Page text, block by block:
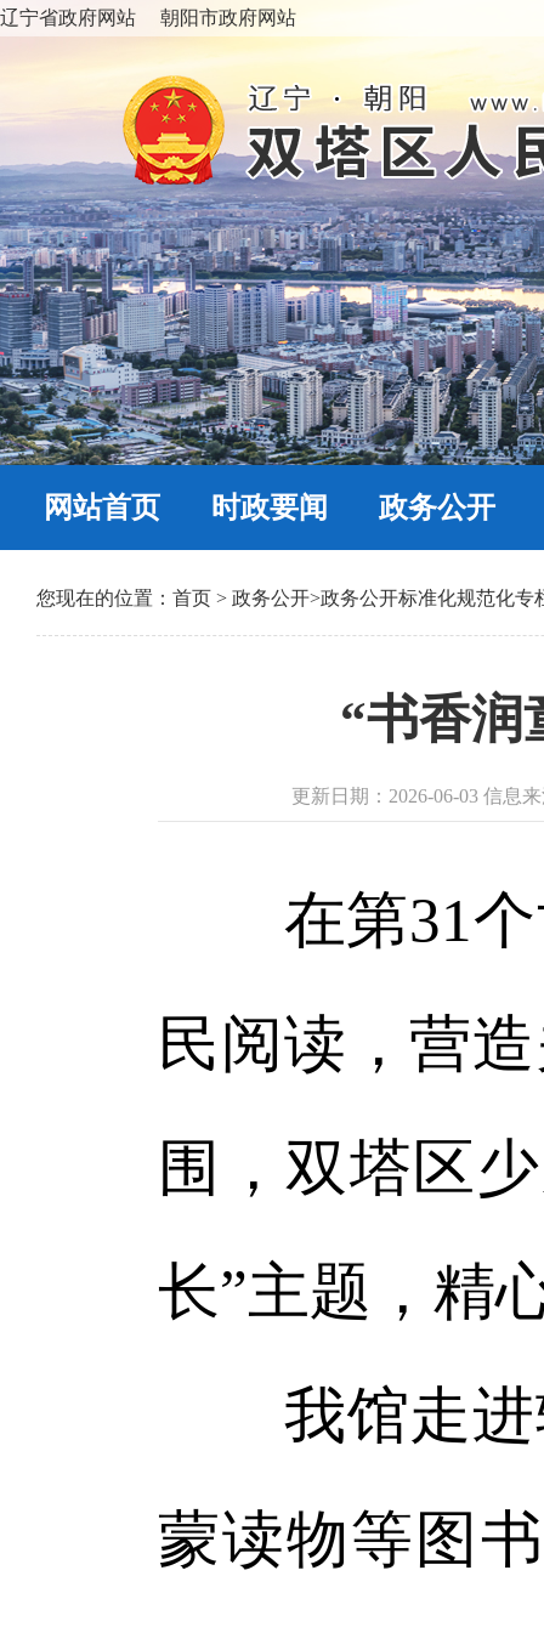
辽宁省政府网站 朝阳市政府网站
网站首页 时政要闻 政务公开
您现在的位置： 首页 > 政务公开>政务公开标准化规范化专
“书香润
更新日期：2026-06-03 信息
在第31个
民阅读，营
围，双塔区
长”主题，精
我馆走进
蒙读物等图